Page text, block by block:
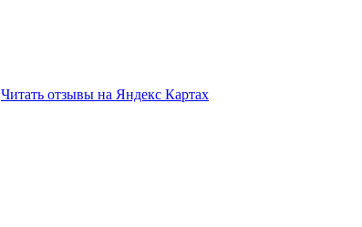
Читать отзывы на Яндекс Картах